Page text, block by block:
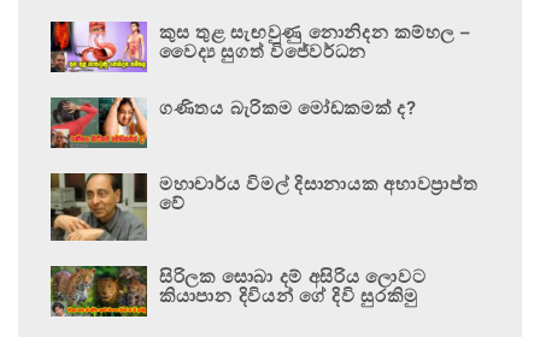
කුස තුළ සැඟවුණු නොනිදන කම්හල –
වෛද්‍ය සුගත් විජේවර්ධන
ගණිතය බැරිකම මෝඩකමක් ද?
මහාචාර්ය විමල් දිසානායක අභාවප්‍රාප්ත
වේ
සිරිලක සොබා දම් අසිරිය ලොවට
කියාපාන දිවියන් ගේ දිවි සුරකිමු